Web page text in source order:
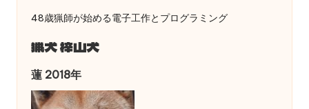
48歳猟師が始める電子工作とプログラミング
猟犬 梓山犬
蓮 2018年